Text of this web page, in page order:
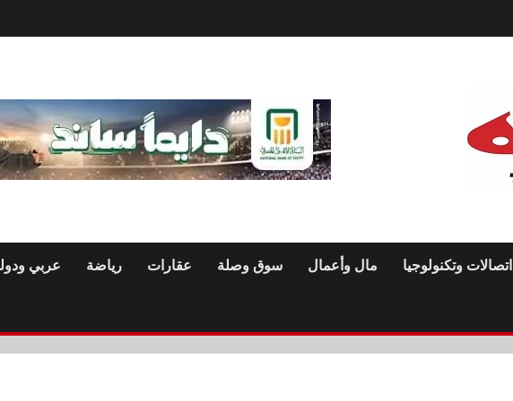
اتصالات وتكنولوجيا مال وأعمال سوق وصلة عقارات رياضة عربي